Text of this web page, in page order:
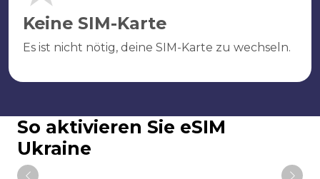
Keine SIM-Karte
Es ist nicht nötig, deine SIM-Karte zu wechseln.
So aktivieren Sie eSIM
Ukraine